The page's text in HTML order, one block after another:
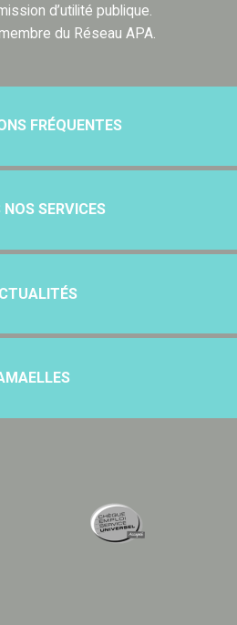
d’utilité publique.
du Réseau APA.
FRÉQUENTES
SERVICES